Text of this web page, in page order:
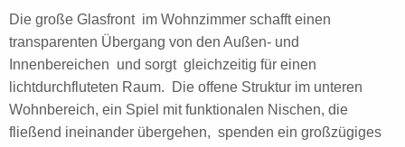
Die große Glasfront im Wohnzimmer schafft einen
transparenten Übergang von den Außen- und
Innenbereichen und sorgt gleichzeitig für einen
lichtdurchfluteten Raum. Die offene Struktur im unteren
Wohnbereich, ein Spiel mit funktionalen Nischen, die
fließend ineinander übergehen, spenden ein großzügiges